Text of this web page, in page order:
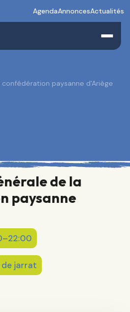
AgendaAnnoncesActualités
paysanne d'Ariège
de la
paysanne
jarrat